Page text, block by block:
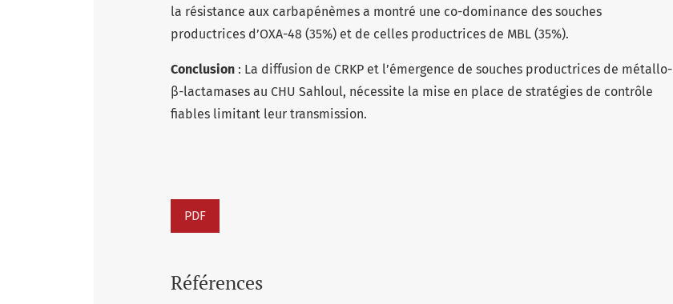
la résistance aux carbapénèmes a montré une co-dominance des souches
productrices d’OXA-48 (35%) et de celles productrices de MBL (35%).
Conclusion : La diffusion de CRKP et l’émergence de souches productrices de métallo-
β-lactamases au CHU Sahloul, nécessite la mise en place de stratégies de contrôle
fiables limitant leur transmission.
PDF
Références